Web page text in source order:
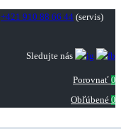
+421 910 88 66 44 (servis)
Sledujte nás
Porovnať 0
Obľúbené 0